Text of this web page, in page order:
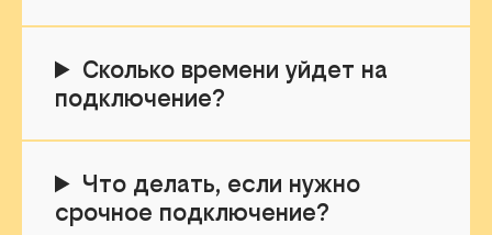
Сколько времени уйдет на
подключение?
Что делать, если нужно
срочное подключение?